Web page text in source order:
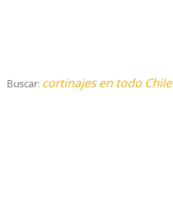
Buscar: cortinajes en todo Chile